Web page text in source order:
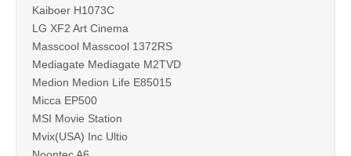
Kaiboer H1073C
LG XF2 Art Cinema
Masscool Masscool 1372RS
Mediagate Mediagate M2TVD
Medion Medion Life E85015
Micca EP500
MSI Movie Station
Mvix(USA) Inc Ultio